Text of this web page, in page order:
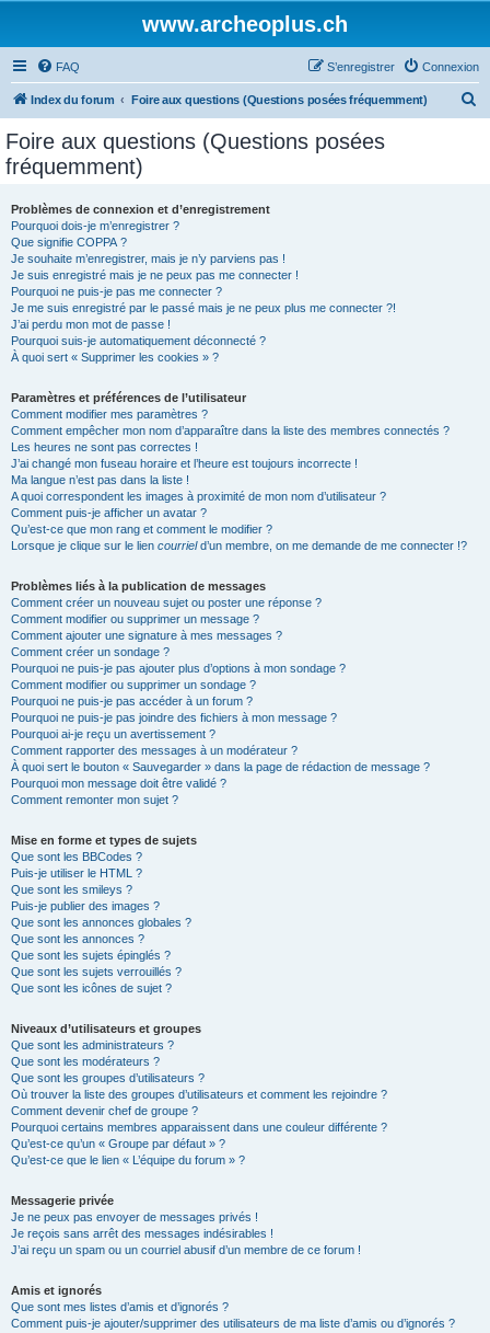
www.archeoplus.ch
FAQ Connexion
S’enregistrer
Index du forum Foire aux questions (Questions posées fréquemment)
Foire aux questions (Questions posées
fréquemment)
Problèmes de connexion et d’enregistrement
Pourquoi dois-je m’enregistrer ?
Que signifie COPPA ?
Je souhaite m’enregistrer, mais je n’y parviens pas !
Je suis enregistré mais je ne peux pas me connecter !
Pourquoi ne puis-je pas me connecter ?
Je me suis enregistré par le passé mais je ne peux plus me connecter ?!
J’ai perdu mon mot de passe !
Pourquoi suis-je automatiquement déconnecté ?
À quoi sert « Supprimer les cookies » ?
Paramètres et préférences de l’utilisateur
Comment modifier mes paramètres ?
Comment empêcher mon nom d’apparaître dans la liste des membres connectés ?
Les heures ne sont pas correctes !
J’ai changé mon fuseau horaire et l’heure est toujours incorrecte !
Ma langue n’est pas dans la liste !
A quoi correspondent les images à proximité de mon nom d’utilisateur ?
Comment puis-je afficher un avatar ?
Qu’est-ce que mon rang et comment le modifier ?
Lorsque je clique sur le lien courrield’un membre, on me demande de me connecter !?
Problèmes liés à la publication de messages
Comment créer un nouveau sujet ou poster une réponse ?
Comment modifier ou supprimer un message ?
Comment ajouter une signature à mes messages ?
Comment créer un sondage ?
Pourquoi ne puis-je pas ajouter plus d’options à mon sondage ?
Comment modifier ou supprimer un sondage ?
Pourquoi ne puis-je pas accéder à un forum ?
Pourquoi ne puis-je pas joindre des fichiers à mon message ?
Pourquoi ai-je reçu un avertissement ?
Comment rapporter des messages à un modérateur ?
À quoi sert le bouton « Sauvegarder » dans la page de rédaction de message ?
Pourquoi mon message doit être validé ?
Comment remonter mon sujet ?
Mise en forme et types de sujets
Que sont les BBCodes ?
Puis-je utiliser le HTML ?
Que sont les smileys ?
Puis-je publier des images ?
Que sont les annonces globales ?
Que sont les annonces ?
Que sont les sujets épinglés ?
Que sont les sujets verrouillés ?
Que sont les icônes de sujet ?
Niveaux d’utilisateurs et groupes
Que sont les administrateurs ?
Que sont les modérateurs ?
Que sont les groupes d’utilisateurs ?
Où trouver la liste des groupes d’utilisateurs et comment les rejoindre ?
Comment devenir chef de groupe ?
Pourquoi certains membres apparaissent dans une couleur différente ?
Qu’est-ce qu’un « Groupe par défaut » ?
Qu’est-ce que le lien « L’équipe du forum » ?
Messagerie privée
Je ne peux pas envoyer de messages privés !
Je reçois sans arrêt des messages indésirables !
J’ai reçu un spam ou un courriel abusif d’un membre de ce forum !
Amis et ignorés
Que sont mes listes d’amis et d’ignorés ?
Comment puis-je ajouter/supprimer des utilisateurs de ma liste d’amis ou d’ignorés ?